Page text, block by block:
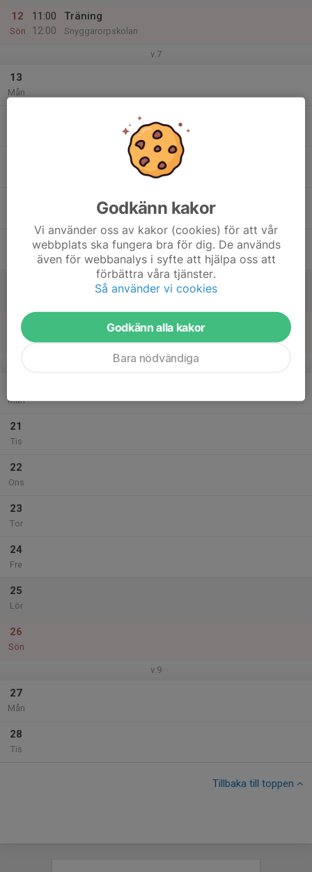
12
Sön
11:00
12:00
Träning
Snyggarorpskolan
v.7
13
Mån
19
Sön
v.8
Mån
21
Tis
22
Ons
23
Tor
24
Fre
25
Lör
26
Sön
v.9
27
Mån
28
Tis
Tillbaka till toppen
Godkänn kakor
Vi använder oss av kakor (cookies) för att vår
webbplats ska fungera bra för dig. De används
även för webbanalys i syfte att hjälpa oss att
förbättra våra tjänster.
Så använder vi cookies
Godkänn alla kakor
Bara nödvändiga